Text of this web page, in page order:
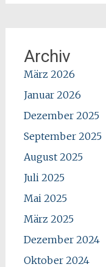
Archiv
März 2026
Januar 2026
Dezember 2025
September 2025
August 2025
Juli 2025
Mai 2025
März 2025
Dezember 2024
Oktober 2024